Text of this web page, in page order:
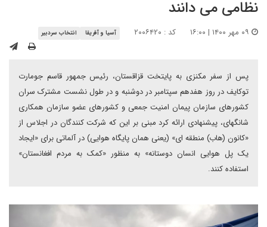
نظامی می دانند
کد : ۲۰۰۶۴۲۰ آسیا و آفریقا انتخاب سردبیر
پس از سفر مکنزی به پایتخت قزاقستان، رئیس جمهور قاسم جومارت
توکایف در روز هفدهم سپتامبر در دوشنبه و در طول نشست مشترک سران
کشورهای سازمان پیمان امنیت جمعی و کشورهای عضو سازمان همکاری
شانگهای، پیشنهادی ارائه کرد مبنی بر این که شرکت کنندگان در اجلاس از
«کانون (هاب) منطقه ای» (یعنی همان پایگاه هوایی) در آلماتی برای «ایجاد
یک پل هوایی انسان دوستانه» به منظور «کمک به مردم افغانستان»
استفاده کنند.